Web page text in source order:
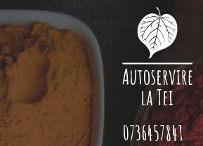
0736457841